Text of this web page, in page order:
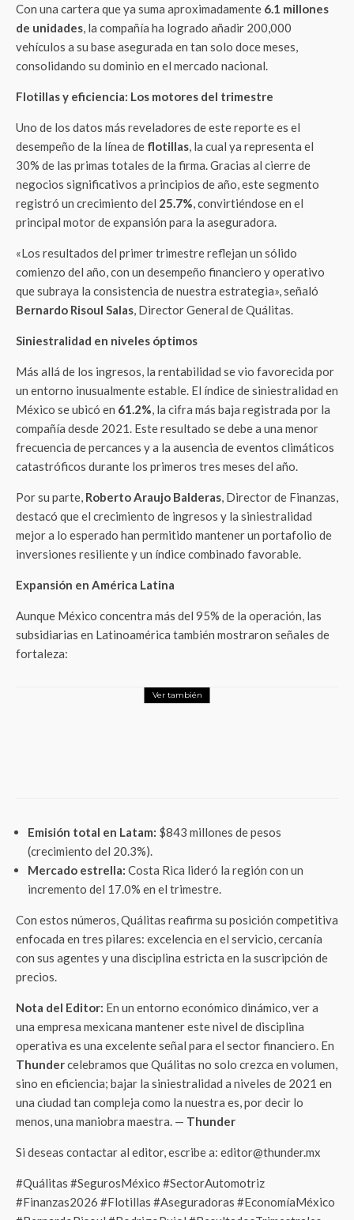
Con una cartera que ya suma aproximadamente 6.1 millones
de unidades, la compañía ha logrado añadir 200,000
vehículos a su base asegurada en tan solo doce meses,
consolidando su dominio en el mercado nacional.
Flotillas y eficiencia: Los motores del trimestre
Uno de los datos más reveladores de este reporte es el
desempeño de la línea de flotillas, la cual ya representa el
30% de las primas totales de la firma. Gracias al cierre de
negocios significativos a principios de año, este segmento
registró un crecimiento del 25.7%, convirtiéndose en el
principal motor de expansión para la aseguradora.
«Los resultados del primer trimestre reflejan un sólido
comienzo del año, con un desempeño financiero y operativo
que subraya la consistencia de nuestra estrategia», señaló
Bernardo Risoul Salas, Director General de Quálitas.
Siniestralidad en niveles óptimos
Más allá de los ingresos, la rentabilidad se vio favorecida por
un entorno inusualmente estable. El índice de siniestralidad en
México se ubicó en 61.2%, la cifra más baja registrada por la
compañía desde 2021. Este resultado se debe a una menor
frecuencia de percances y a la ausencia de eventos climáticos
catastróficos durante los primeros tres meses del año.
Por su parte, Roberto Araujo Balderas, Director de Finanzas,
destacó que el crecimiento de ingresos y la siniestralidad
mejor a lo esperado han permitido mantener un portafolio de
inversiones resiliente y un índice combinado favorable.
Expansión en América Latina
Aunque México concentra más del 95% de la operación, las
subsidiarias en Latinoamérica también mostraron señales de
fortaleza:
Ver también
Emisión total en Latam: $843 millones de pesos
(crecimiento del 20.3%).
Mercado estrella: Costa Rica lideró la región con un
incremento del 17.0% en el trimestre.
Con estos números, Quálitas reafirma su posición competitiva
enfocada en tres pilares: excelencia en el servicio, cercanía
con sus agentes y una disciplina estricta en la suscripción de
precios.
Nota del Editor: En un entorno económico dinámico, ver a
una empresa mexicana mantener este nivel de disciplina
operativa es una excelente señal para el sector financiero. En
Thundercelebramos que Quálitas no solo crezca en volumen,
sino en eficiencia; bajar la siniestralidad a niveles de 2021 en
una ciudad tan compleja como la nuestra es, por decir lo
menos, una maniobra maestra. — Thunder
Si deseas contactar al editor, escribe a: editor@thunder.mx
#Quálitas #SegurosMéxico #SectorAutomotriz
#Finanzas2026 #Flotillas #Aseguradoras #EconomíaMéxico